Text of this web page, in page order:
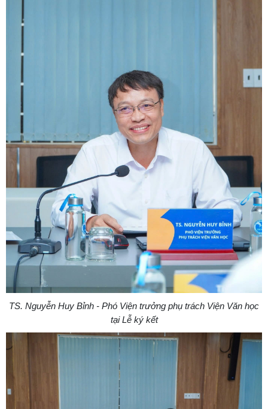
TS. Nguyễn Huy Bỉnh - Phó Viện trưởng phụ trách Viện Văn học
tại Lễ ký kết